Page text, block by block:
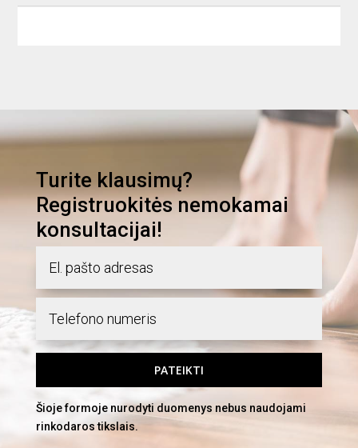
Turite klausimų?
Registruokitės nemokamai
konsultacijai!
PATEIKTI
Šioje formoje nurodyti duomenys nebus naudojami
rinkodaros tikslais.